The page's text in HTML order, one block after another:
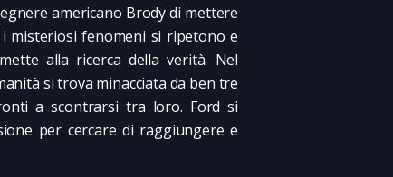
americano Brody di mettere
misteriosi fenomeni si ripetono e
alla ricerca della verità. Nel
si trova minacciata da ben tre
a scontrarsi tra loro. Ford si
per cercare di raggiungere e